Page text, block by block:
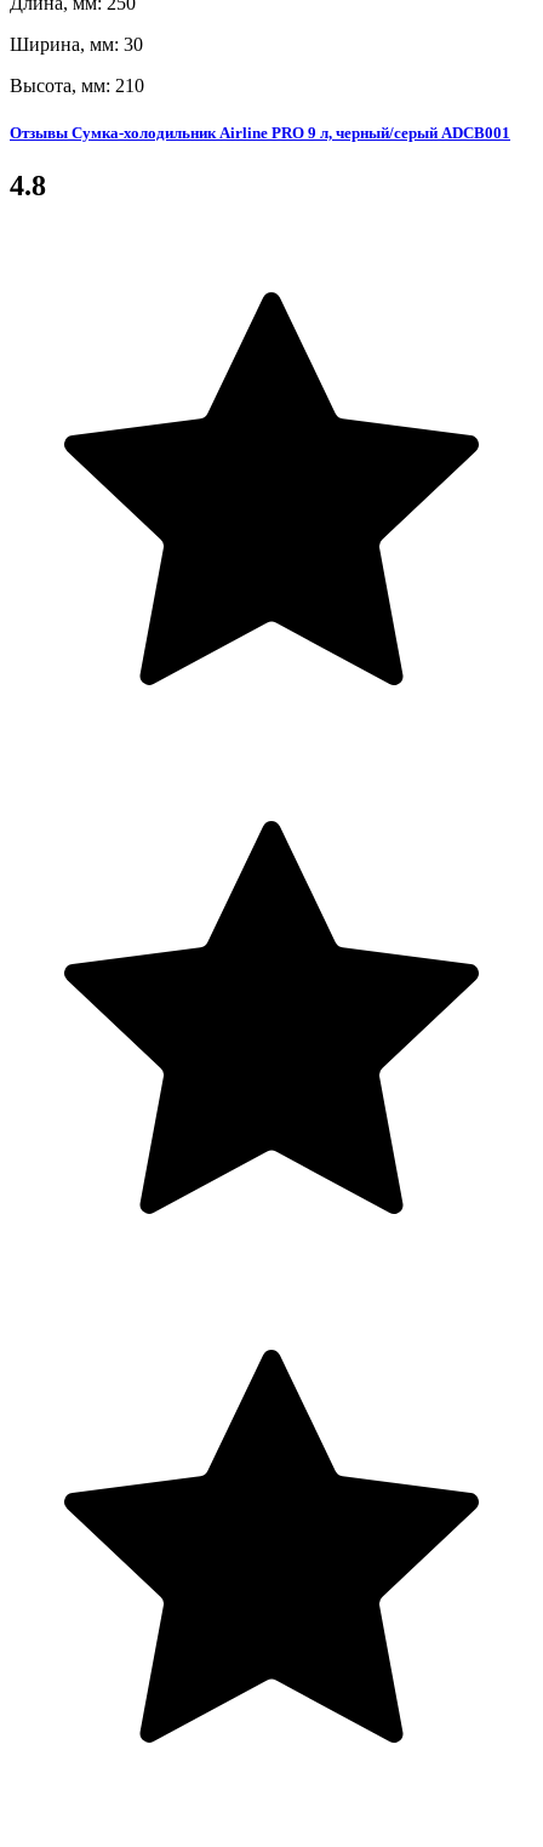
Ширина, мм: 30
Высота, мм: 210
Отзывы Сумка-холодильник Airline PRO 9 л, черный/серый ADCB001
4.8